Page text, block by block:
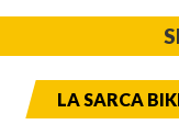
LA SARCA